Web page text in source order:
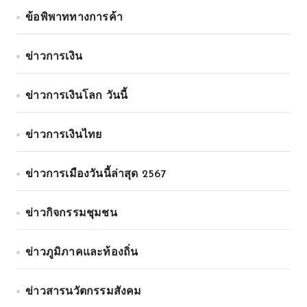
ข้อพิพาททางการค้า
ข่าวการเงิน
ข่าวการเงินโลก วันนี้
ข่าวการเงินไทย
ข่าวการเมืองวันนี้ล่าสุด 2567
ข่าวกิจกรรมชุมชน
ข่าวภูมิภาคและท้องถิ่น
ข่าวสารนวัตกรรมสังคม